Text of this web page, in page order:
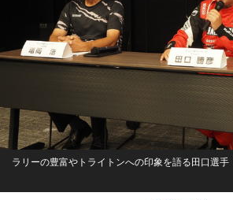
ラリーの豊富やトライトンへの印象を語る田口選手